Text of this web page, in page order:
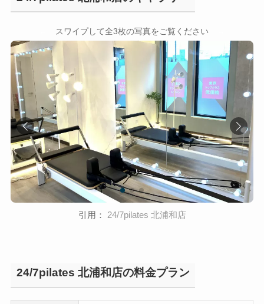
スワイプして全3枚の写真をご覧ください
引用： 24/7pilates 北浦和店
24/7pilates 北浦和店の料金プラン